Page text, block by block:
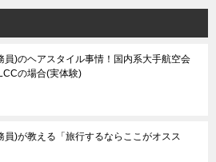
員)のヘアスタイル事情！国内系大手航空会
の場合(実体験)
員)が教える「旅行するならここがオスス